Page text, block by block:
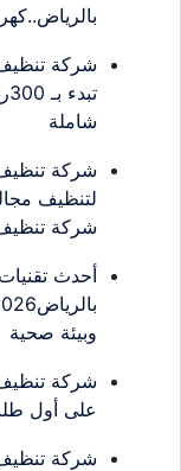
شركة
شاملة
لتنظيف
شركة
أحدث
وبيئة صحية
على أول
شركة تنظيف